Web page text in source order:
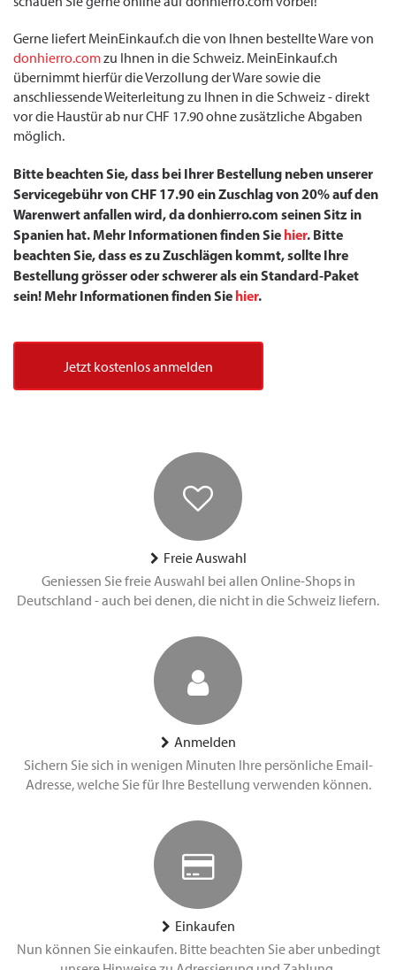
Gerne liefert MeinEinkauf.ch die von Ihnen bestellte Ware von
donhierro.comzu Ihnen in die Schweiz. MeinEinkauf.ch
übernimmt hierfür die Verzollung der Ware sowie die
anschliessende Weiterleitung zu Ihnen in die Schweiz - direkt
vor die Haustür ab nur CHF 17.90 ohne zusätzliche Abgaben
möglich.
Bitte beachten Sie, dass bei Ihrer Bestellung neben unserer
Servicegebühr von CHF 17.90 ein Zuschlag von 20% auf den
Warenwert anfallen wird, da donhierro.com seinen Sitz in
Spanien hat. Mehr Informationen finden Sie hier. Bitte
beachten Sie, dass es zu Zuschlägen kommt, sollte Ihre
Bestellung grösser oder schwerer als ein Standard-Paket
sein! Mehr Informationen finden Sie hier.
Jetzt kostenlos anmelden
Freie Auswahl
Geniessen Sie freie Auswahl bei allen Online-Shops in
Deutschland - auch bei denen, die nicht in die Schweiz liefern.
Anmelden
Sichern Sie sich in wenigen Minuten Ihre persönliche Email-
Adresse, welche Sie für Ihre Bestellung verwenden können.
Einkaufen
Nun können Sie einkaufen. Bitte beachten Sie aber unbedingt